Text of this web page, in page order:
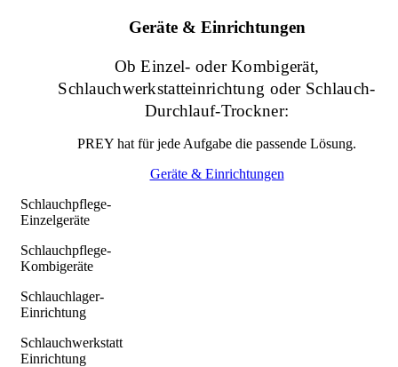
Geräte & Einrichtungen
Ob Einzel- oder Kombigerät,
Schlauchwerkstatteinrichtung oder Schlauch-
Durchlauf-Trockner:
PREY hat für jede Aufgabe die passende Lösung.
Geräte & Einrichtungen
Schlauchpflege-
Einzelgeräte
Schlauchpflege-
Kombigeräte
Schlauchlager-
Einrichtung
Schlauchwerkstatt
Einrichtung